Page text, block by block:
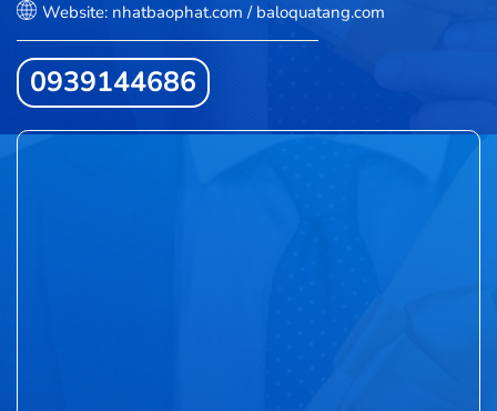
Website: nhatbaophat.com / baloquatang.com
0939144686